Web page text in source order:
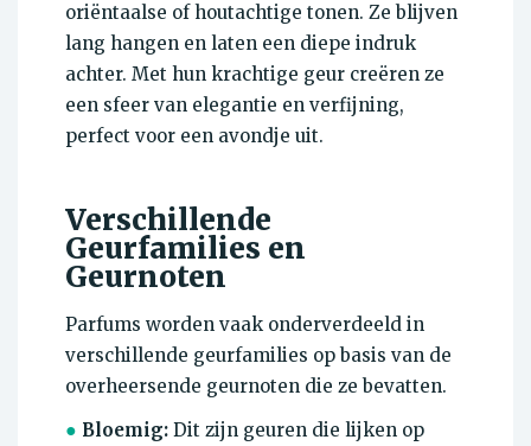
oriëntaalse of houtachtige tonen. Ze blijven
lang hangen en laten een diepe indruk
achter. Met hun krachtige geur creëren ze
een sfeer van elegantie en verfijning,
perfect voor een avondje uit.
Verschillende
Geurfamilies en
Geurnoten
Parfums worden vaak onderverdeeld in
verschillende geurfamilies op basis van de
overheersende geurnoten die ze bevatten.
● Bloemig: Dit zijn geuren die lijken op